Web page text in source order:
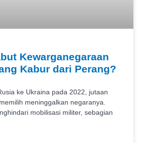
Kewarganegaraan
Kabur dari Perang?
ke Ukraina pada 2022, jutaan
meninggalkan negaranya.
mobilisasi militer, sebagian